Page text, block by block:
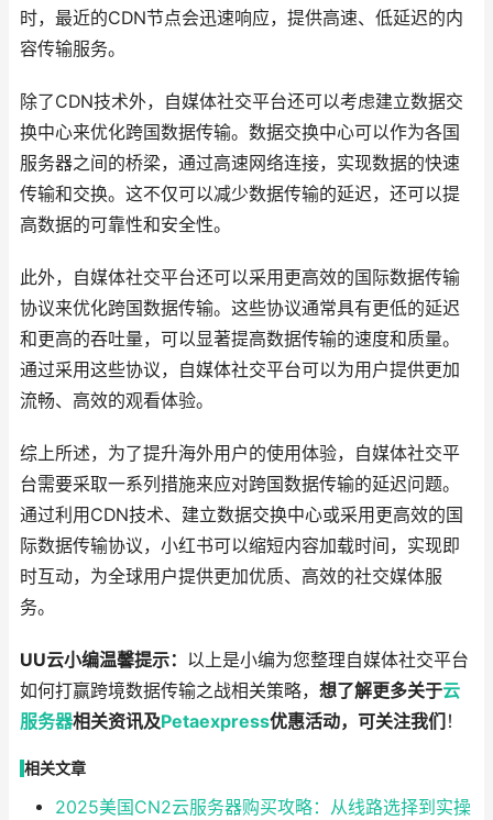
时，最近的CDN节点会迅速响应，提供高速、低延迟的内
容传输服务。
除了CDN技术外，自媒体社交平台还可以考虑建立数据交
换中心来优化跨国数据传输。数据交换中心可以作为各国
服务器之间的桥梁，通过高速网络连接，实现数据的快速
传输和交换。这不仅可以减少数据传输的延迟，还可以提
高数据的可靠性和安全性。
此外，自媒体社交平台还可以采用更高效的国际数据传输
协议来优化跨国数据传输。这些协议通常具有更低的延迟
和更高的吞吐量，可以显著提高数据传输的速度和质量。
通过采用这些协议，自媒体社交平台可以为用户提供更加
流畅、高效的观看体验。
综上所述，为了提升海外用户的使用体验，自媒体社交平
台需要采取一系列措施来应对跨国数据传输的延迟问题。
通过利用CDN技术、建立数据交换中心或采用更高效的国
际数据传输协议，小红书可以缩短内容加载时间，实现即
时互动，为全球用户提供更加优质、高效的社交媒体服
务。
UU云小编温馨提示： 以上是小编为您整理自媒体社交平台
如何打赢跨境数据传输之战相关策略， 想了解更多关于云
服务器相关资讯及Petaexpress优惠活动，可关注我们 ！
相关文章
2025美国CN2云服务器购买攻略：从线路选择到实操